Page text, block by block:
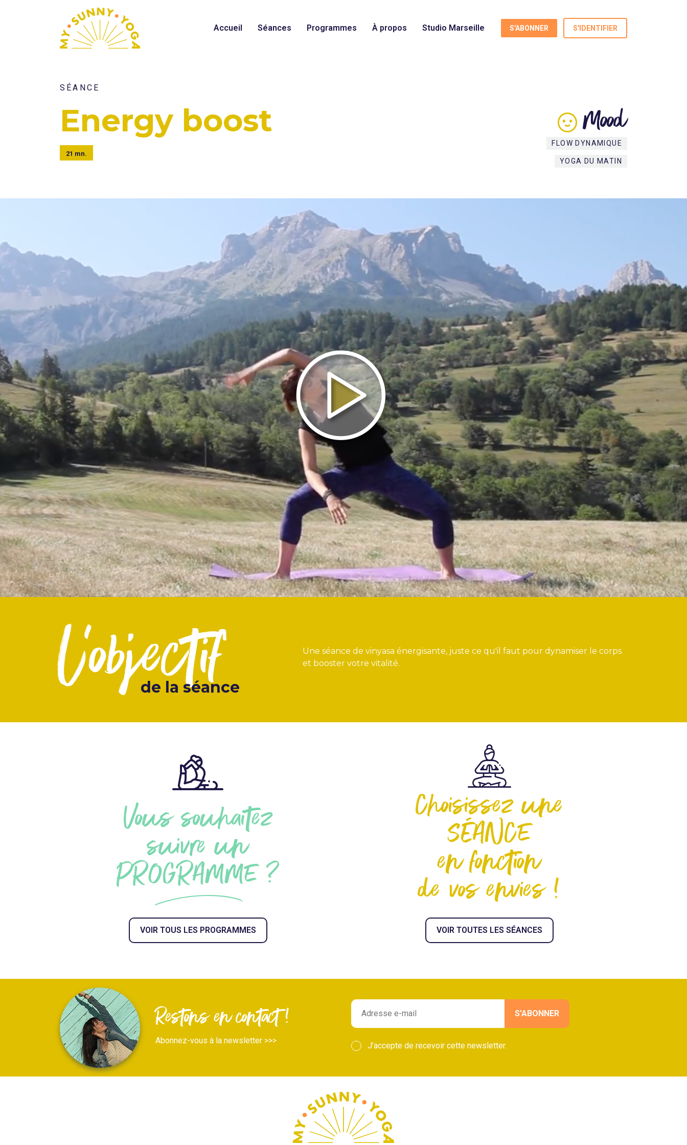
Accueil Séances Programmes À propos Studio Marseille S'ABONNER S'IDENTIFIER
SÉANCE
Energy boost
21 mn.
Mood
FLOW DYNAMIQUE
YOGA DU MATIN
l'objectif
de la séance
Une séance de vinyasa énergisante, juste ce qu'il faut pour dynamiser le corps
et booster votre vitalité.
Vous souhaitez
suivre un
PROGRAMME ?
VOIR TOUS LES PROGRAMMES
Choisissez une
SÉANCE
en fonction
de vos envies !
VOIR TOUTES LES SÉANCES
Restons en contact !
Abonnez-vous à la newsletter >>>
J’accepte de recevoir cette newsletter.